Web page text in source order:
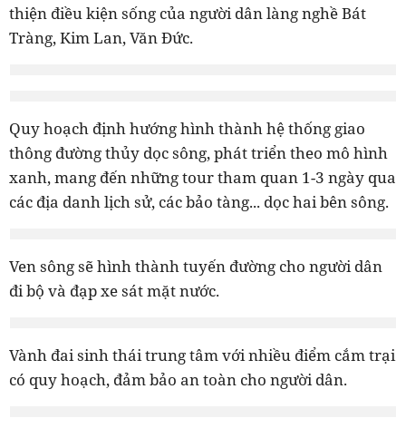
thiện điều kiện sống của người dân làng nghề Bát
Tràng, Kim Lan, Văn Đức.
Quy hoạch định hướng hình thành hệ thống giao
thông đường thủy dọc sông, phát triển theo mô hình
xanh, mang đến những tour tham quan 1-3 ngày qua
các địa danh lịch sử, các bảo tàng... dọc hai bên sông.
Ven sông sẽ hình thành tuyến đường cho người dân
đi bộ và đạp xe sát mặt nước.
Vành đai sinh thái trung tâm với nhiều điểm cắm trại
có quy hoạch, đảm bảo an toàn cho người dân.